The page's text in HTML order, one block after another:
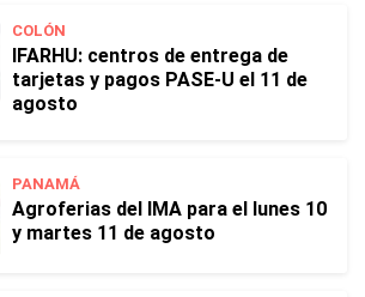
COLÓN
IFARHU: centros de entrega de
tarjetas y pagos PASE-U el 11 de
agosto
PANAMÁ
Agroferias del IMA para el lunes 10
y martes 11 de agosto